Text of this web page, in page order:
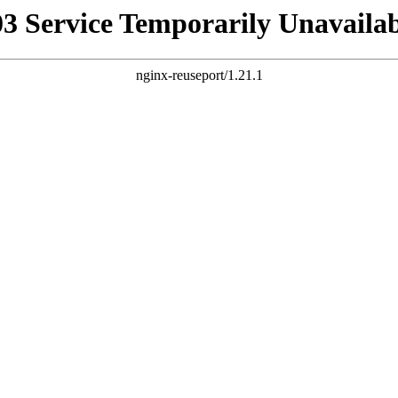
Service Temporarily
nginx-reuseport/1.21.1